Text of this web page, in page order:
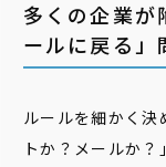
多くの企業が
ールに戻る」
ルールを細かく決
トか？メールか